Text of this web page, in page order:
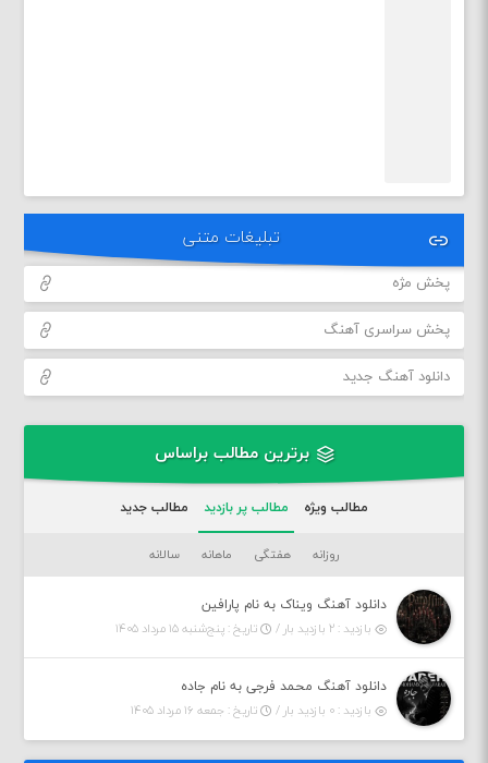
تبلیغات متنی
پخش مژه
پخش سراسری آهنگ
دانلود آهنگ جدید
برترین مطالب براساس
مطالب ویژه مطالب پر بازدید مطالب جدید
روزانه هفتگی ماهانه سالانه
دانلود آهنگ ویناک به نام پارافین
بازدید : ۲ بازدید بار /
تاریخ : پنج‌شنبه ۱۵ مرداد ۱۴۰۵
دانلود آهنگ محمد فرجی به نام جاده
بازدید : ۰ بازدید بار /
تاریخ : جمعه ۱۶ مرداد ۱۴۰۵